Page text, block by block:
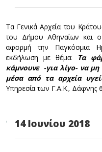
Τα Γενικά Αρχεία του
του Δήμου Αθηναίων και
αφορμή την Παγκόσμια
εκδήλωση με θέμα: Τα
κάμνουνε -για λίγο- να
μέσα από τα αρχεία
Υπηρεσία των Γ.Α.Κ., Δάφνης
14 Ιουνίου 2018